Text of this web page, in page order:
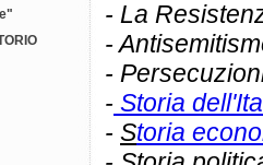
- La
-
-
- Storia
- Storia